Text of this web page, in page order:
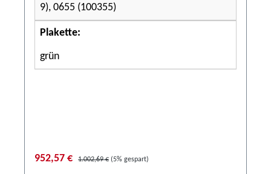
9), 0655 (100355)
Plakette:
grün
952,57 € 1.002,69 € (5% gespart)